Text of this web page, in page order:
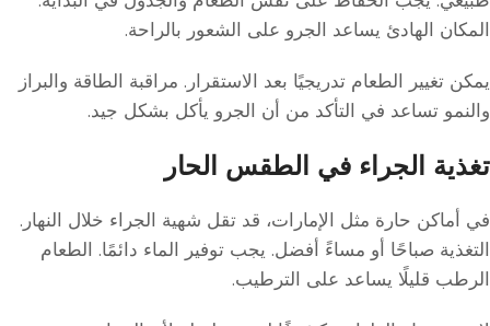
المكان الهادئ يساعد الجرو على الشعور بالراحة.
يمكن تغيير الطعام تدريجيًا بعد الاستقرار. مراقبة الطاقة والبراز
والنمو تساعد في التأكد من أن الجرو يأكل بشكل جيد.
تغذية الجراء في الطقس الحار
في أماكن حارة مثل الإمارات، قد تقل شهية الجراء خلال النهار.
التغذية صباحًا أو مساءً أفضل. يجب توفير الماء دائمًا. الطعام
الرطب قليلًا يساعد على الترطيب.